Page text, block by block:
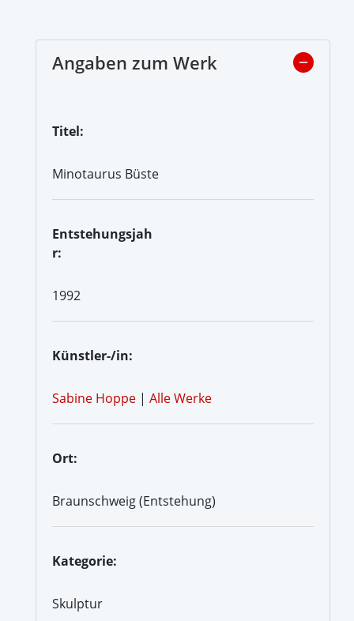
Angaben zum Werk
Titel:
Minotaurus Büste
Entstehungsjah
r:
1992
Künstler-/in:
Sabine Hoppe | Alle Werke
Ort:
Braunschweig (Entstehung)
Kategorie:
Skulptur